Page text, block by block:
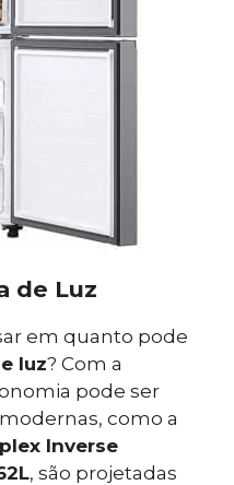
de Luz
em quanto pode
luz? Com a
pode ser
como a
Inverse
, são projetadas